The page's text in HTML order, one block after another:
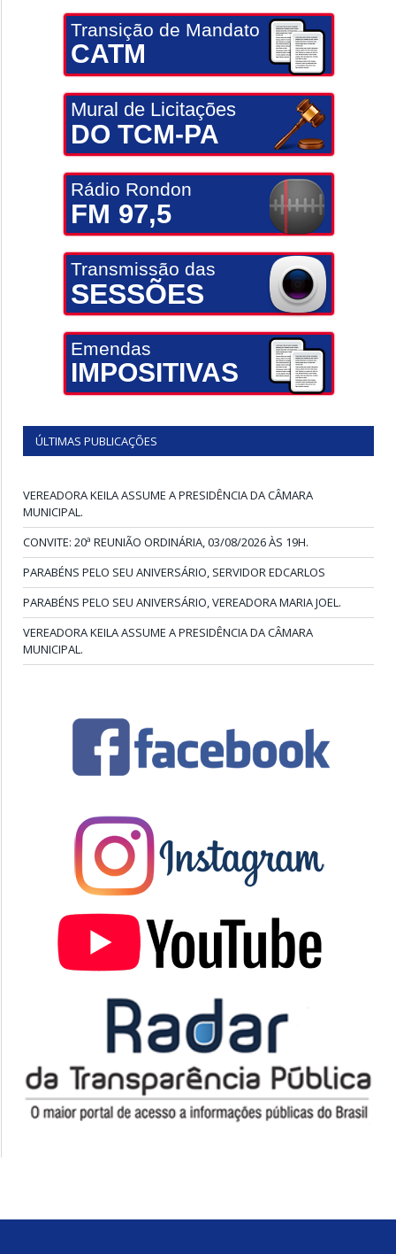
Transição de Mandato
CATM
Mural de Licitações
DO TCM-PA
Rádio Rondon
FM 97,5
Transmissão das
SESSÕES
Emendas
IMPOSITIVAS
ÚLTIMAS PUBLICAÇÕES
VEREADORA KEILA ASSUME A PRESIDÊNCIA DA CÂMARA
MUNICIPAL.
CONVITE: 20ª REUNIÃO ORDINÁRIA, 03/08/2026 ÀS 19H.
PARABÉNS PELO SEU ANIVERSÁRIO, SERVIDOR EDCARLOS
PARABÉNS PELO SEU ANIVERSÁRIO, VEREADORA MARIA JOEL.
VEREADORA KEILA ASSUME A PRESIDÊNCIA DA CÂMARA
MUNICIPAL.